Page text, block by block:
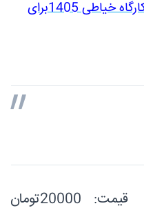
دانلود طرح توجیهی کارگاه خیاطی 1405برای
قیمت: